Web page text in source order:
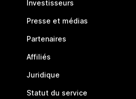
Investisseurs
Presse et médias
Partenaires
Affiliés
Juridique
Statut du service